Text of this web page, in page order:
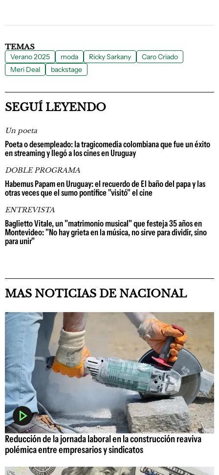
TEMAS
Verano 2025 moda Ricky Sarkany
Caro Criado
Meri Deal
backstage
SEGUÍ LEYENDO
Un poeta
Poeta o desempleado: la tragicomedia colombiana que fue un éxito
en streaming y llegó a los cines en Uruguay
DOBLE PROGRAMA
Habemus Papam en Uruguay: el recuerdo de El baño del papa y las
otras veces que el sumo pontífice "visitó" el cine
ENTREVISTA
Baglietto Vitale, un "matrimonio musical" que festeja 35 años en
Montevideo: "No hay grieta en la música, no sirve para dividir, sino
para unir"
MAS NOTICIAS DE NACIONAL
Reducción de la jornada laboral en la construcción reaviva
polémica entre empresarios y sindicatos